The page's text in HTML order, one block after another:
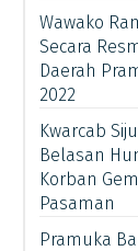
Wawako
Secara
Daerah
2022
Kwarcab
Belasan
Korban
Pasaman
Pramuka